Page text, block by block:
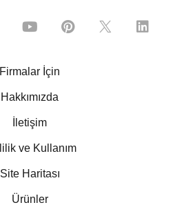
Firmalar İçin
Hakkımızda
İletişim
ve Kullanım
Site Haritası
Ürünler